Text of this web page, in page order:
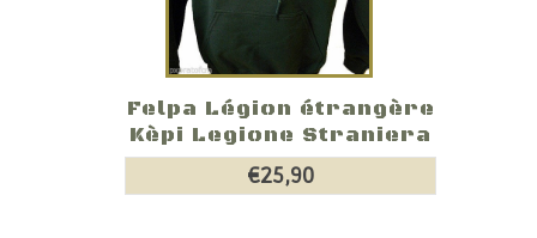
Felpa Légion étrangère
Kèpi Legione Straniera
€25,90